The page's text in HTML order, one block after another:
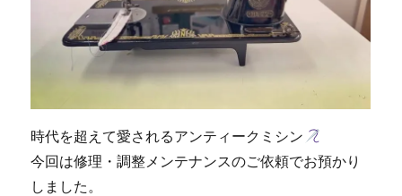
時代を超えて愛されるアンティークミシン
今回は修理・調整メンテナンスのご依頼でお預かり
しました。